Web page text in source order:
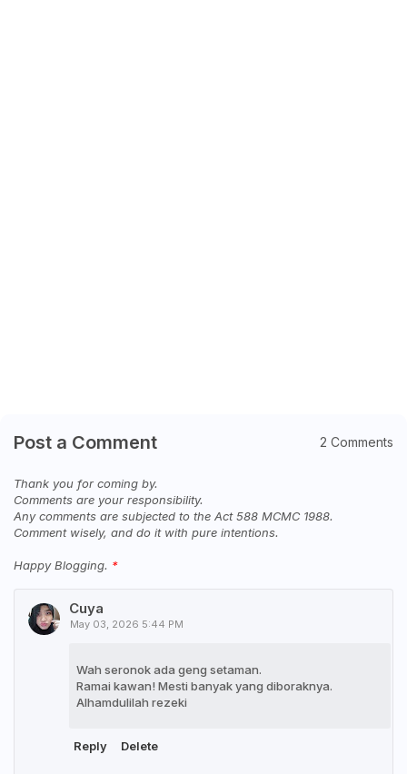
Post a Comment 2 Comments
Thank you for coming by.
Comments are your responsibility.
Any comments are subjected to the Act 588 MCMC 1988.
Comment wisely, and do it with pure intentions.
Happy Blogging.
Cuya
May 03, 2026 5:44 PM
Wah seronok ada geng setaman.
Ramai kawan! Mesti banyak yang diboraknya.
Alhamdulilah rezeki
Reply Delete